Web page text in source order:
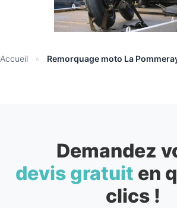
Accueil » Remorquage moto La
Demandez
devis gratuit en
clics !